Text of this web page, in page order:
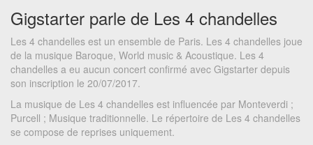
Gigstarter parle de Les 4 chandelles
Les 4 chandelles est un ensemble de Paris. Les 4 chandelles joue
de la musique Baroque, World music & Acoustique. Les 4
chandelles a eu aucun concert confirmé avec Gigstarter depuis
son inscription le 20/07/2017.
La musique de Les 4 chandelles est influencée par Monteverdi ;
Purcell ; Musique traditionnelle. Le répertoire de Les 4 chandelles
se compose de reprises uniquement.